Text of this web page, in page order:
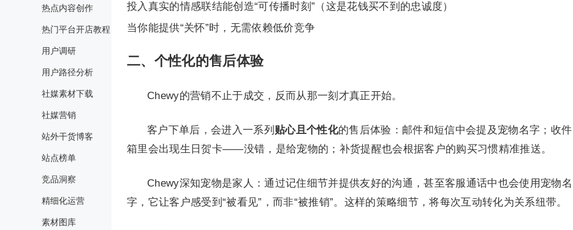
热点内容创作
热门平台开店教程
用户调研
用户路径分析
社媒素材下载
社媒营销
站外干货博客
站点榜单
竞品洞察
精细化运营
素材图库
投入真实的情感联结能创造“可传播时刻”（这是花钱买不到的忠诚度）
当你能提供“关怀”时，无需依赖低价竞争
二、 个性化的售后体验
Chewy的营销不止于成交，反而从那一刻才真正开始。
客户下单后，会进入一系列 贴心且个性化的售后体验：邮件和短信中会提及宠物名字；收件
箱里会出现生日贺卡——没错，是给宠物的；补货提醒也会根据客户的购买习惯精准推送。
Chewy深知宠物是家人：通过记住细节并提供友好的沟通，甚至客服通话中也会使用宠物名
字，它让客户感受到“被看见”，而非“被推销”。这样的策略细节，将每次互动转化为关系纽带。